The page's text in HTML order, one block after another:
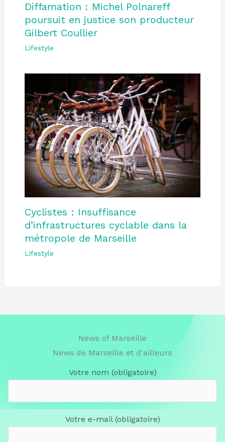
Diffamation : Michel Polnareff
poursuit en justice son producteur
Gilbert Coullier
Lifestyle
Cyclistes : Insuffisance
d’infrastructures cyclable dans la
métropole de Marseille
Lifestyle
News of Marseille
News de Marseille et d'ailleurs
Votre nom (obligatoire)
Votre e-mail (obligatoire)